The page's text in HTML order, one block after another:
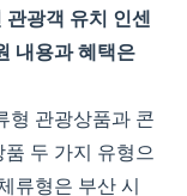
관광객 유치 인센
내용과 혜택은
형 관광상품과 콘
두 가지 유형으
류형은 부산 시